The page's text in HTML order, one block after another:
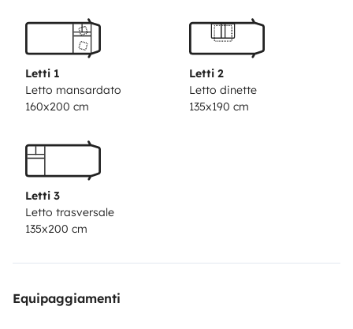
que evitan que entre la luz del sol y aisla parcialente
Ademas, la zona de mesa y sofas se puede
transformar en otra cama de matrimonio de forma
muy sencilla.
Son tres ambientes con mucha amplitud. La zona de
mesa y sofas es muy comoda para hasta 6 personas.
Ademas, los asientos estan tapizados en piel de color
crema, lo que hace la autocaravana mucho mas
mosquiteras o se pueden cerrar de modo que no entre
Letti 1
Letto mansardato
160x200 cm
Letti 2
Letto dinette
135x190 cm
Letti 3
Letto trasversale
135x200 cm
Equipaggiamenti